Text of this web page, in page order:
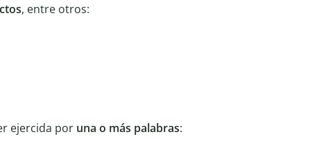
, entre otros:
ejercida por una o más palabras: